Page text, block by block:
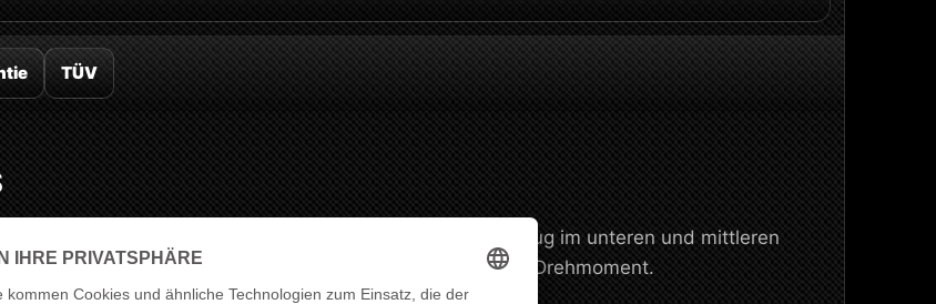
TÜV
beim VW LT 2.5 TDI 90 PS vor allem der nutzbare Durchzug im unteren und mittleren
souveräneres Fahrgefühl mit besser nutzbarem Drehmoment.